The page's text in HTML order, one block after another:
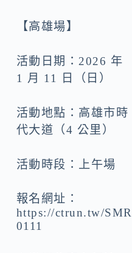
【高雄場】
活動日期：2026 年
1 月 11 日（日）
活動地點：高雄市時
代大道（4 公里）
活動時段：上午場
報名網址：
https://ctrun.tw/SMR
0111